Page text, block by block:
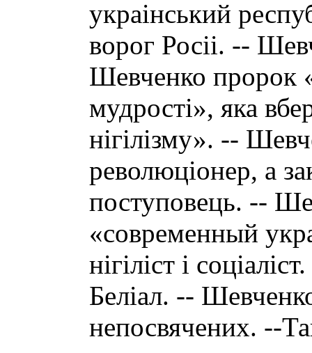
украінський
ворог Росіі. --
Шевченко пророк
мудрості», яка
нігілізму». --
революціонер, а
поступовець. --
«современный
нігіліст і
Беліал. --
непосвячених. --